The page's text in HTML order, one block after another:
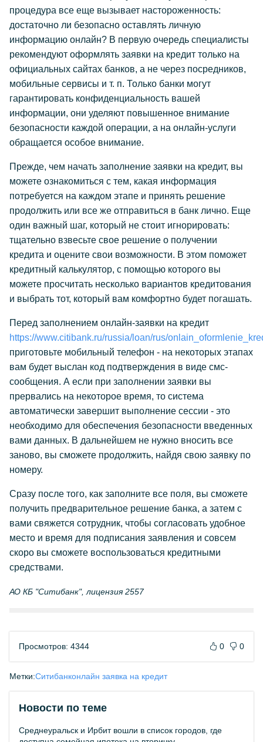
процедура все еще вызывает настороженность:
достаточно ли безопасно оставлять личную
информацию онлайн? В первую очередь специалисты
рекомендуют оформлять заявки на кредит только на
официальных сайтах банков, а не через посредников,
мобильные сервисы и т. п. Только банки могут
гарантировать конфиденциальность вашей
информации, они уделяют повышенное внимание
безопасности каждой операции, а на онлайн-услуги
обращается особое внимание.
Прежде, чем начать заполнение заявки на кредит, вы
можете ознакомиться с тем, какая информация
потребуется на каждом этапе и принять решение
продолжить или все же отправиться в банк лично. Еще
один важный шаг, который не стоит игнорировать:
тщательно взвесьте свое решение о получении
кредита и оцените свои возможности. В этом поможет
кредитный калькулятор, с помощью которого вы
можете просчитать несколько вариантов кредитования
и выбрать тот, который вам комфортно будет погашать.
Перед заполнением онлайн-заявки на кредит
https://www.citibank.ru/russia/loan/rus/
приготовьте мобильный телефон - на некоторых этапах
вам будет выслан код подтверждения в виде смс-
сообщения. А если при заполнении заявки вы
прервались на некоторое время, то система
автоматически завершит выполнение сессии - это
необходимо для обеспечения безопасности введенных
вами данных. В дальнейшем не нужно вносить все
заново, вы сможете продолжить, найдя свою заявку по
номеру.
Сразу после того, как заполните все поля, вы сможете
получить предварительное решение банка, а затем с
вами свяжется сотрудник, чтобы согласовать удобное
место и время для подписания заявления и совсем
скоро вы сможете воспользоваться кредитными
средствами.
АО КБ "Ситибанк", лицензия 2557
Просмотров: 4344 0 0
Метки:Ситибанконлайн заявка на кредит
Новости по теме
Среднеуральск и Ирбит вошли в список городов, где